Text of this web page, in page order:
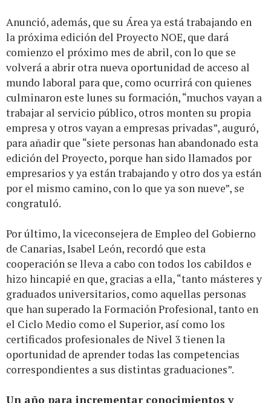
Anunció, además, que su Área ya está trabajando en
la próxima edición del Proyecto NOE, que dará
comienzo el próximo mes de abril, con lo que se
volverá a abrir otra nueva oportunidad de acceso al
mundo laboral para que, como ocurrirá con quienes
culminaron este lunes su formación, “muchos vayan a
trabajar al servicio público, otros monten su propia
empresa y otros vayan a empresas privadas”, auguró,
para añadir que “siete personas han abandonado esta
edición del Proyecto, porque han sido llamados por
empresarios y ya están trabajando y otro dos ya están
por el mismo camino, con lo que ya son nueve”, se
congratuló.
Por último, la viceconsejera de Empleo del Gobierno
de Canarias, Isabel León, recordó que esta
cooperación se lleva a cabo con todos los cabildos e
hizo hincapié en que, gracias a ella, “tanto másteres y
graduados universitarios, como aquellas personas
que han superado la Formación Profesional, tanto en
el Ciclo Medio como el Superior, así como los
certificados profesionales de Nivel 3 tienen la
oportunidad de aprender todas las competencias
correspondientes a sus distintas graduaciones”.
Un año para incrementar conocimientos y